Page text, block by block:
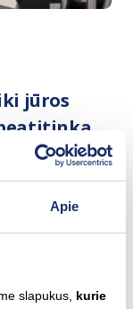
Apie
slapukus, kurie
jūros